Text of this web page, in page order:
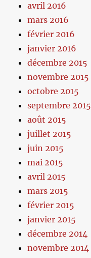
avril 2016
mars 2016
février 2016
janvier 2016
décembre 2015
novembre 2015
octobre 2015
septembre 2015
août 2015
juillet 2015
juin 2015
mai 2015
avril 2015
mars 2015
février 2015
janvier 2015
décembre 2014
novembre 2014